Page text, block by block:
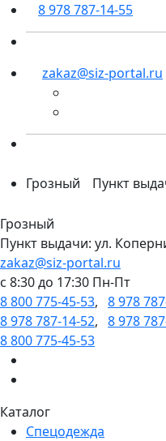
8 978 787-14-55
zakaz@siz-portal.ru
Грозный Пункт
Грозный
Пункт выдачи: ул.
zakaz@siz-portal.ru
c 8:30 до 17:30 Пн-Пт
8 800 775-45-53, 8 978
8 978 787-14-52, 8 978
8 800 775-45-53
Каталог
Спецодежда